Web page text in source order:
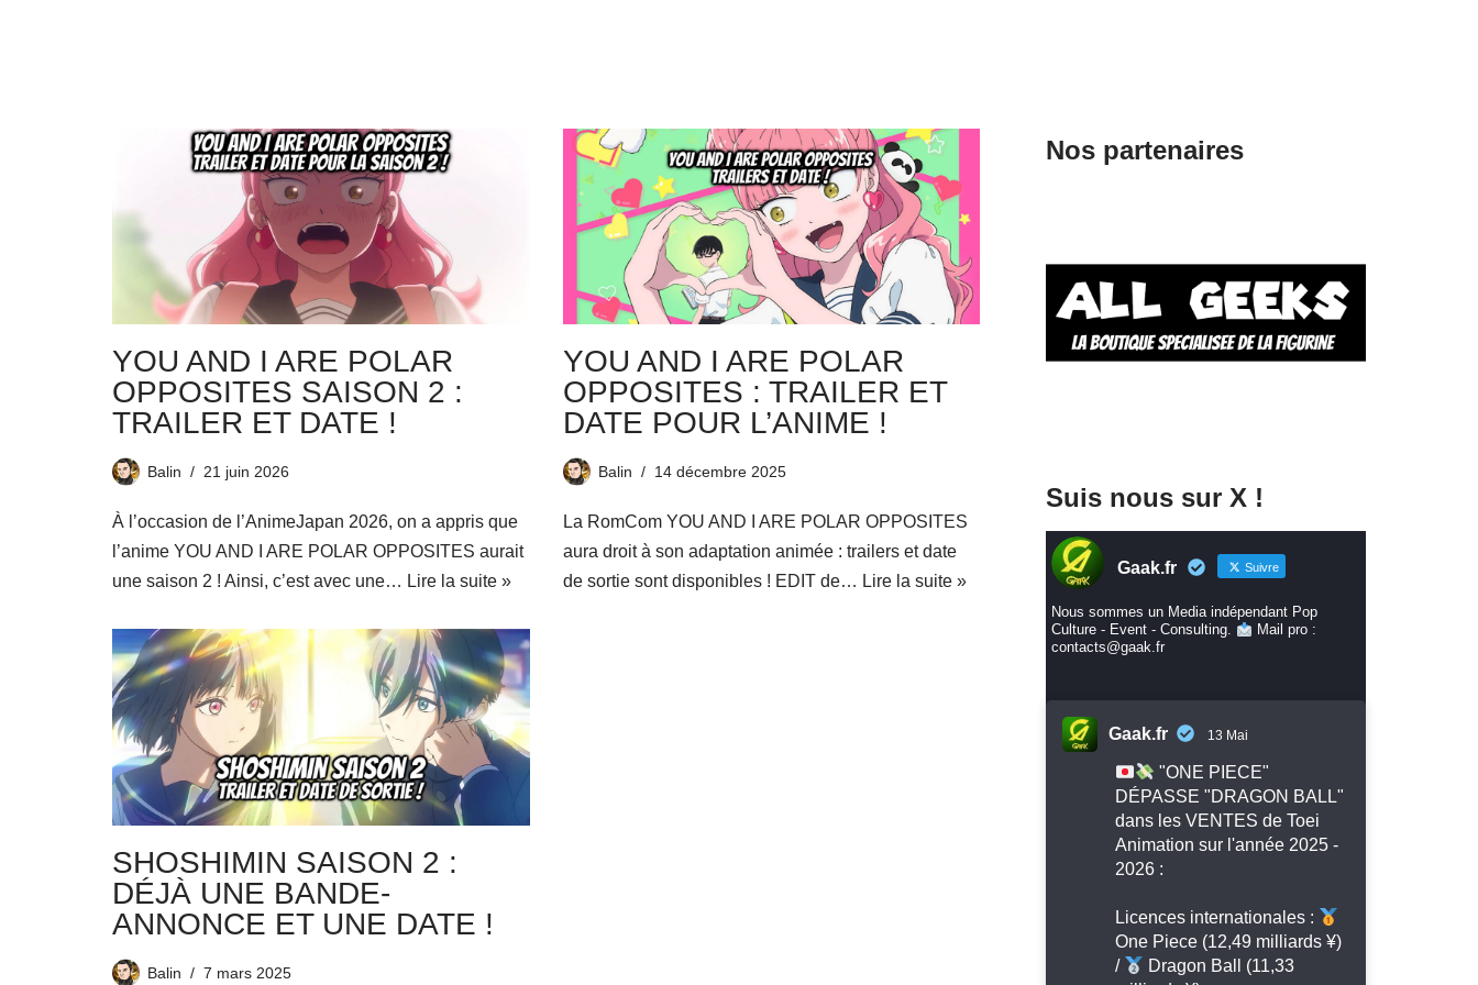
YOU AND I ARE POLAR
OPPOSITES SAISON 2 :
TRAILER ET DATE !
Balin 21 juin 2026
À l’occasion de l’AnimeJapan 2026, on a appris que
l’anime YOU AND I ARE POLAR OPPOSITES aurait
une saison 2 ! Ainsi, c’est avec une… Lire la suite »
YOU AND I ARE POLAR
OPPOSITES : TRAILER ET
DATE POUR L’ANIME !
Balin 14 décembre 2025
La RomCom YOU AND I ARE POLAR OPPOSITES
aura droit à son adaptation animée : trailers et date
de sortie sont disponibles ! EDIT de… Lire la suite »
SHOSHIMIN SAISON 2 :
DÉJÀ UNE BANDE-
ANNONCE ET UNE DATE !
Balin 7 mars 2025
Nos partenaires
Suis nous sur X !
Gaak.fr Suivre
Nous sommes un Media indépendant Pop
Culture - Event - Consulting.
Mail pro :
contacts@gaak.fr
Gaak.fr 13 Mai
"ONE PIECE"
DÉPASSE "DRAGON BALL"
dans les VENTES de Toei
Animation sur l'année 2025 -
2026 :
Licences internationales :
One Piece (12,49 milliards ¥)
/
Dragon Ball (11,33